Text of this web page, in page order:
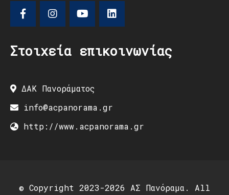
Στοιχεία επικοινωνίας
ΔΑΚ Πανοράματος
info@acpanorama.gr
http://www.acpanorama.gr
© Copyright 2023-2026 ΑΣ Πανόραμα. All